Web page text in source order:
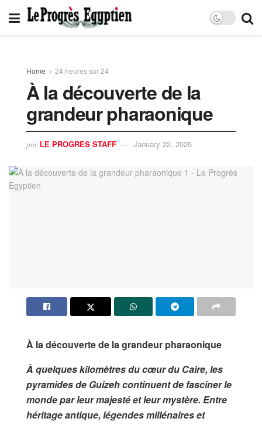
Home 24 heures sur 24
À la découverte de la
grandeur pharaonique
par LE PROGRES STAFF January 22, 2026
À la découverte de la grandeur pharaonique
À quelques kilomètres du cœur du Caire, les
pyramides de Guizeh continuent de fasciner le
monde par leur majesté et leur mystère. Entre
héritage antique, légendes millénaires et